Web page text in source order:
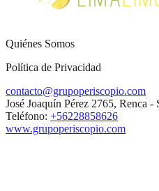
Quiénes Somos
Política de Privacidad
contacto@grupoperiscopio.com
José Joaquín Pérez 2765, Renca -
Teléfono: +56228858626
www.grupoperiscopio.com